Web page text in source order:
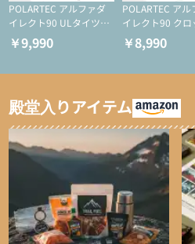
POLARTEC アルファダ
イレクト90 ULタイツ
（アクティブインサレー
ション/テント泊用パジ
￥9,990
POLARTEC アル
イレクト90 クロ
ULタイツ（アク
インサレーショ
￥8,990
殿堂入りアイテム